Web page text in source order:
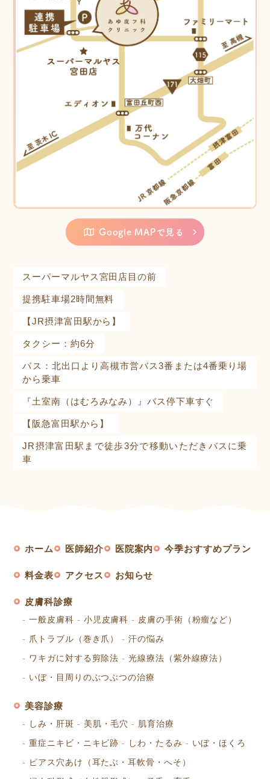
Google MAPで見る
スーパーマルヤス宮田店目の前
提携駐車場2時間無料
【JR摂津富田駅から】
タクシー：約6分
バス：北出口より高槻市営バス3番または4番乗り場
から乗車
『土室南（はむろみなみ）』バス停下車すぐ
【阪急富田駅から】
JR摂津富田駅まで徒歩3分で移動いただきバスに乗
車
ホーム 医師紹介 医院案内 今季おすすめプラン
料金表 アクセス お知らせ
皮膚科診療
一般皮膚科 小児皮膚科 皮膚の手術（粉瘤など）
爪トラブル（巻き爪） 汗の悩み
ワキガに対する剪除法 光線療法（紫外線療法）
いぼ・目周りのぶつぶつの治療
美容診療
しみ・肝斑 美肌・毛穴 肌育治療
重症ニキビ・ニキビ跡 しわ・たるみ いぼ・ほくろ
ピアス穴あけ（耳たぶ・耳軟骨・へそ）